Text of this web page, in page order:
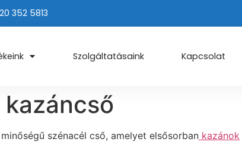
352 5813
Szolgáltatásaink Kapcsolat
kazáncső
szénacél cső, amelyet elsősorban kazánok